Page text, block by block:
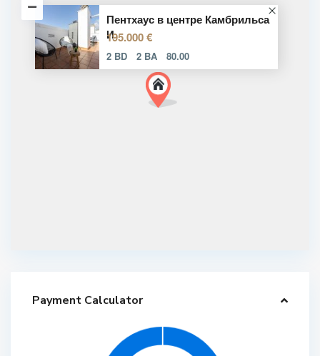
Пентхаус в центре Камбрильса
И
195.000 €
2 BD 2 BA 80.00
Payment Calculator